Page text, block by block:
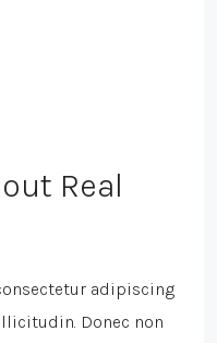
Real
adipiscing
Donec non